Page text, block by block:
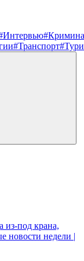
#Транспорт
из-под крана,
новости недели |